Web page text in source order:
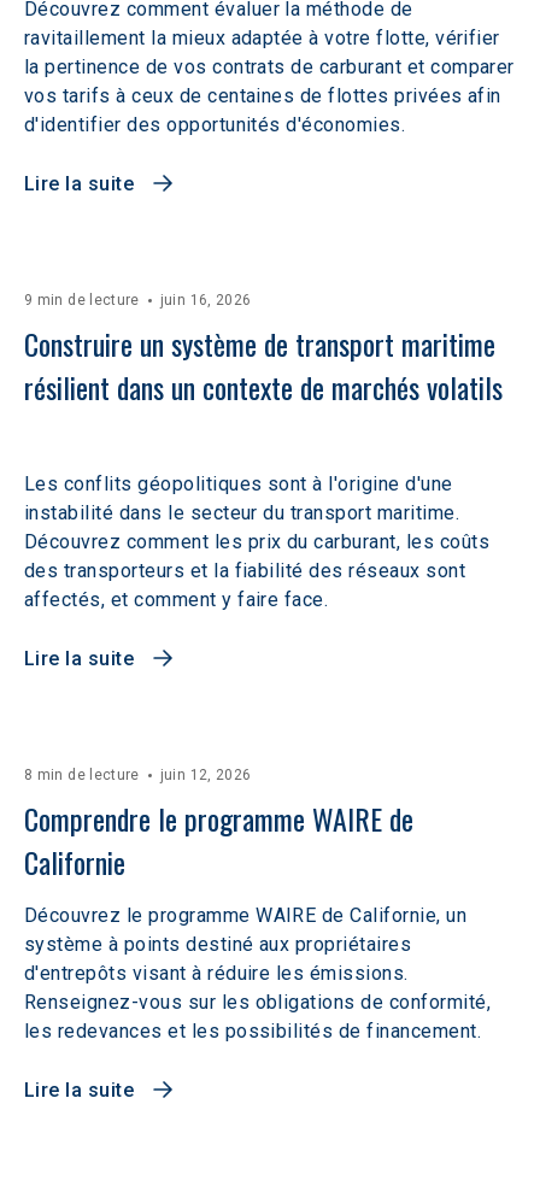
Découvrez comment évaluer la méthode de
ravitaillement la mieux adaptée à votre flotte, vérifier
la pertinence de vos contrats de carburant et comparer
vos tarifs à ceux de centaines de flottes privées afin
d'identifier des opportunités d'économies.
Lire la suite
9 min de lecture juin 16, 2026
Construire un système de transport maritime
résilient dans un contexte de marchés volatils
Les conflits géopolitiques sont à l'origine d'une
instabilité dans le secteur du transport maritime.
Découvrez comment les prix du carburant, les coûts
des transporteurs et la fiabilité des réseaux sont
affectés, et comment y faire face.
Lire la suite
8 min de lecture juin 12, 2026
Comprendre le programme WAIRE de
Californie
Découvrez le programme WAIRE de Californie, un
système à points destiné aux propriétaires
d'entrepôts visant à réduire les émissions.
Renseignez-vous sur les obligations de conformité,
les redevances et les possibilités de financement.
Lire la suite